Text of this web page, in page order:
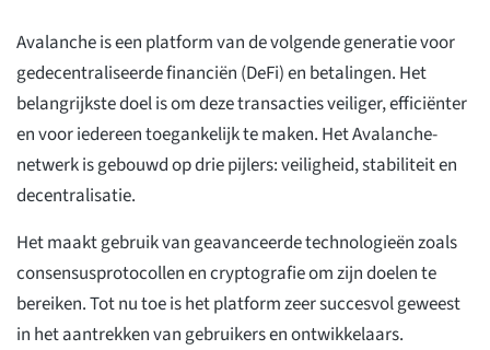
Avalanche is een platform van de volgende generatie voor
gedecentraliseerde financiën (DeFi) en betalingen. Het
belangrijkste doel is om deze transacties veiliger, efficiënter
en voor iedereen toegankelijk te maken. Het Avalanche-
netwerk is gebouwd op drie pijlers: veiligheid, stabiliteit en
decentralisatie.
Het maakt gebruik van geavanceerde technologieën zoals
consensusprotocollen en cryptografie om zijn doelen te
bereiken. Tot nu toe is het platform zeer succesvol geweest
in het aantrekken van gebruikers en ontwikkelaars.